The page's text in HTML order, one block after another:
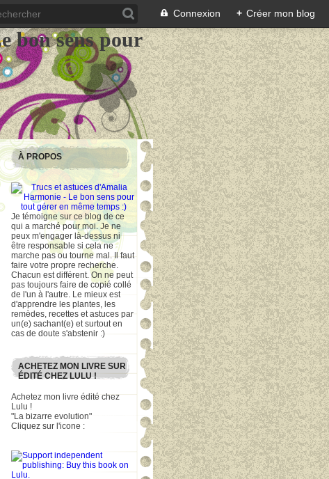
Connexion + Créer mon blog
bon sens pour
À PROPOS
Je témoigne sur ce blog de ce
qui a marché pour moi. Je ne
peux m'engager là-dessus ni
être responsable si cela ne
marche pas ou tourne mal. Il faut
faire votre propre recherche.
Chacun est différent. On ne peut
pas toujours faire de copié collé
de l'un à l'autre. Le mieux est
d'apprendre les plantes, les
remèdes, recettes et astuces par
un(e) sachant(e) et surtout en
cas de doute s'abstenir :)
ACHETEZ MON LIVRE SUR
ÉDITÉ CHEZ LULU !
Achetez mon livre édité chez
Lulu !
"La bizarre evolution"
Cliquez sur l'icone :